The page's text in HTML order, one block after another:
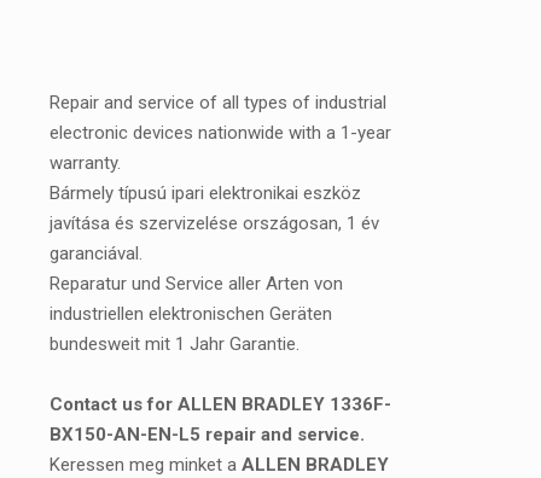
Repair and service of all types of industrial
electronic devices nationwide with a 1-year
warranty.
Bármely típusú ipari elektronikai eszköz
javítása és szervizelése országosan, 1 év
garanciával.
Reparatur und Service aller Arten von
industriellen elektronischen Geräten
bundesweit mit 1 Jahr Garantie.
Contact us for ALLEN BRADLEY 1336F-
BX150-AN-EN-L5 repair and service.
Keressen meg minket a ALLEN BRADLEY